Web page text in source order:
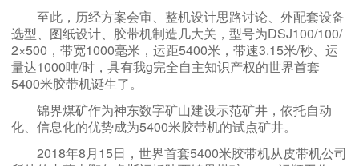
至此，历经方案会审、整机设计思路讨论、外配套设备
选型、图纸设计、胶带机制造几大关，型号为DSJ100/100/
2×500，带宽1000毫米，运距5400米，带速3.15米/秒、运
量达1000吨/时，具有我g完全自主知识产权的世界首套
5400米胶带机诞生了。
锦界煤矿作为神东数字矿山建设示范矿井，依托自动
化、信息化的优势成为5400米胶带机的试点矿井。
2018年8月15日，世界首套5400米胶带机从皮带机公司